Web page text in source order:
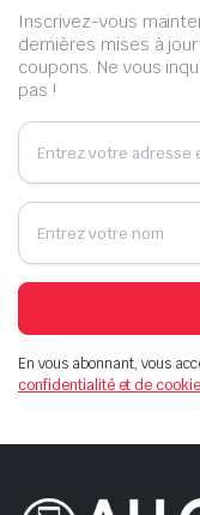
Inscrivez-vous
dernières mises à
coupons. Ne vous
pas !
En vous abonnant, vous
confidentialité et de